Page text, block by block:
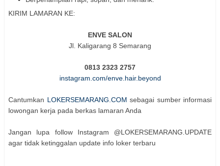
KIRIM LAMARAN KE:
ENVE SALON
Jl. Kaligarang 8 Semarang
0813 2323 2757
instagram.com/enve.hair.beyond
Cantumkan LOKERSEMARANG.COM sebagai sumber informasi
lowongan kerja pada berkas lamaran Anda
Jangan lupa follow Instagram @LOKERSEMARANG.UPDATE
agar tidak ketinggalan update info loker terbaru